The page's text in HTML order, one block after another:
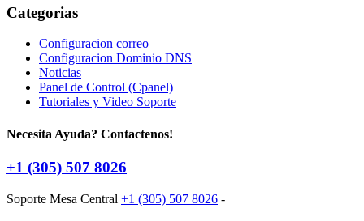
Categorias
Configuracion correo
Configuracion Dominio DNS
Noticias
Panel de Control (Cpanel)
Tutoriales y Video Soporte
Necesita Ayuda? Contactenos!
+1 (305) 507 8026
Soporte Mesa Central +1 (305) 507 8026 -